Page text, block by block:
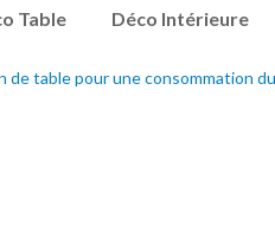
Table Déco Intérieure
de table pour une consommation